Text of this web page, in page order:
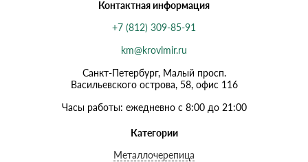
Контактная информация
+7 (812) 309-85-91
km@krovlmir.ru
Санкт-Петербург, Малый просп.
Васильевского острова, 58, офис 116
Часы работы: ежедневно с 8:00 до 21:00
Категории
Металлочерепица